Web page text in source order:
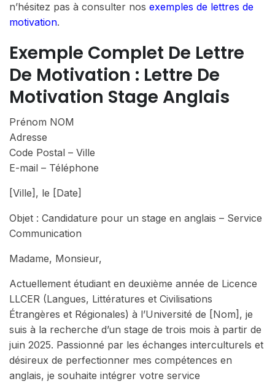
n’hésitez pas à consulter nos exemples de lettres de
motivation.
Exemple Complet De Lettre
De Motivation : Lettre De
Motivation Stage Anglais
Prénom NOM
Adresse
Code Postal – Ville
E-mail – Téléphone
[Ville], le [Date]
Objet : Candidature pour un stage en anglais – Service
Communication
Madame, Monsieur,
Actuellement étudiant en deuxième année de Licence
LLCER (Langues, Littératures et Civilisations
Étrangères et Régionales) à l’Université de [Nom], je
suis à la recherche d’un stage de trois mois à partir de
juin 2025. Passionné par les échanges interculturels et
désireux de perfectionner mes compétences en
anglais, je souhaite intégrer votre service